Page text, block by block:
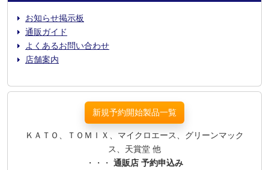
お知らせ掲示板
通販ガイド
よくあるお問い合わせ
店舗案内
新規予約開始製品一覧
ＫＡＴＯ、ＴＯＭＩＸ、マイクロエース、グリーンマック
ス、天賞堂 他
・・・ 通販店 予約申込み